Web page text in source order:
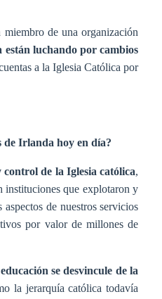
miembro de una organización
están luchando por cambios
a la Iglesia Católica por
de Irlanda hoy en día?
de la Iglesia católica,
instituciones que explotaron y
de nuestros servicios
por valor de millones de
se desvincule de la
la jerarquía católica todavía